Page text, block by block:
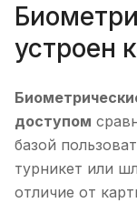
устроен
доступом
базой
турникет или
отличие от